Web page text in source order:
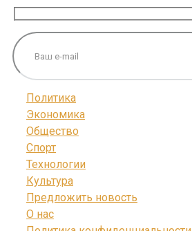
Политика
Экономика
Общество
Спорт
Технологии
Культура
Предложить новость
О нас